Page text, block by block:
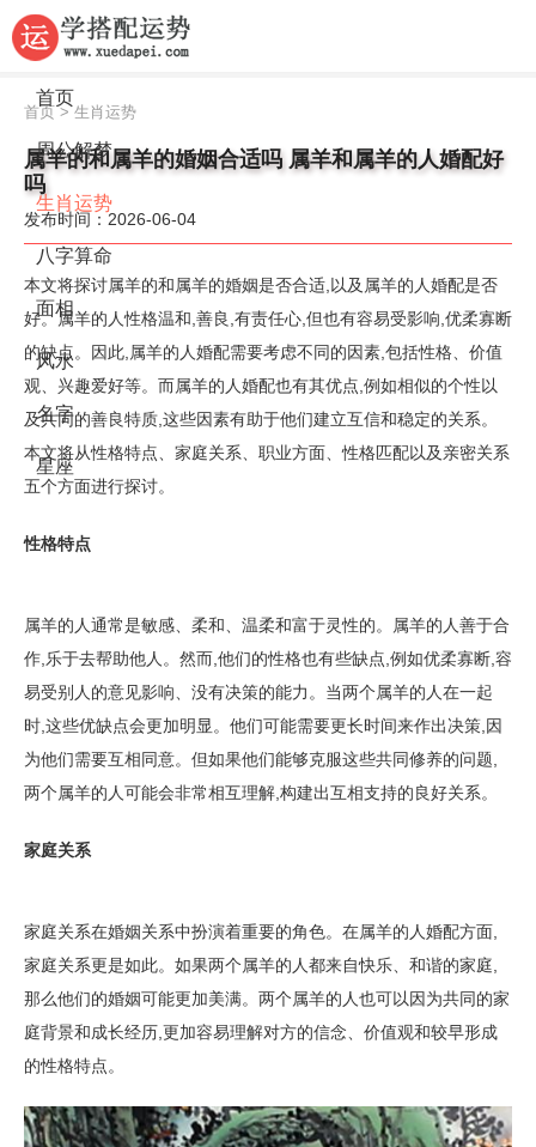
首页
周公解梦
生肖运势
八字算命
面相
风水
名字
星座
首页>生肖运势
属羊的和属羊的婚姻合适吗 属羊和属羊的人婚配好
吗
发布时间：2026-06-04
本文将探讨属羊的和属羊的婚姻是否合适,以及属羊的人婚配是否
好。属羊的人性格温和,善良,有责任心,但也有容易受影响,优柔寡断
的缺点。因此,属羊的人婚配需要考虑不同的因素,包括性格、价值
观、兴趣爱好等。而属羊的人婚配也有其优点,例如相似的个性以
及共同的善良特质,这些因素有助于他们建立互信和稳定的关系。
本文将从性格特点、家庭关系、职业方面、性格匹配以及亲密关系
五个方面进行探讨。
性格特点
属羊的人通常是敏感、柔和、温柔和富于灵性的。属羊的人善于合
作,乐于去帮助他人。然而,他们的性格也有些缺点,例如优柔寡断,容
易受别人的意见影响、没有决策的能力。当两个属羊的人在一起
时,这些优缺点会更加明显。他们可能需要更长时间来作出决策,因
为他们需要互相同意。但如果他们能够克服这些共同修养的问题,
两个属羊的人可能会非常相互理解,构建出互相支持的良好关系。
家庭关系
家庭关系在婚姻关系中扮演着重要的角色。在属羊的人婚配方面,
家庭关系更是如此。如果两个属羊的人都来自快乐、和谐的家庭,
那么他们的婚姻可能更加美满。两个属羊的人也可以因为共同的家
庭背景和成长经历,更加容易理解对方的信念、价值观和较早形成
的性格特点。